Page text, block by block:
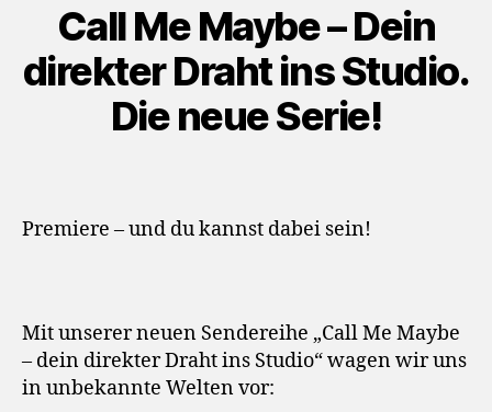
Call Me Maybe – Dein
direkter Draht ins Studio.
Die neue Serie!
Premiere – und du kannst dabei sein!
Mit unserer neuen Sendereihe „Call Me Maybe
– dein direkter Draht ins Studio“wagen wir uns
in unbekannte Welten vor: